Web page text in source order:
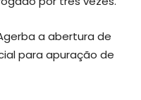
a abertura de
para apuração de